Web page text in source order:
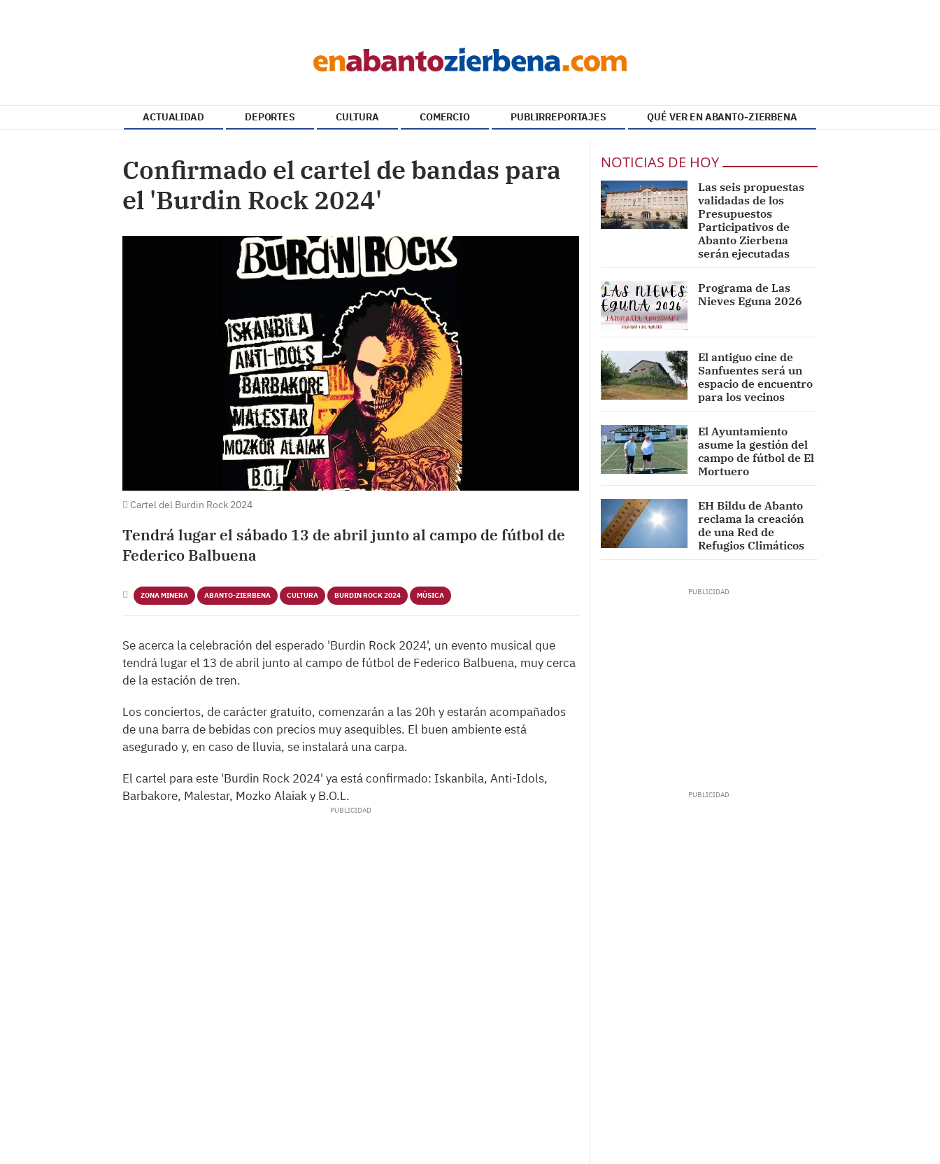
ACTUALIDAD DEPORTES CULTURA COMERCIO PUBLIRREPORTAJES QUÉ VER EN ABANTO-ZIERBENA
Confirmado el cartel de bandas para
el 'Burdin Rock 2024'
Cartel del Burdin Rock 2024
Tendrá lugar el sábado 13 de abril junto al campo de fútbol de
Federico Balbuena
ZONA MINERA ABANTO-ZIERBENA CULTURA BURDIN ROCK 2024 MÚSICA
Se acerca la celebración del esperado 'Burdin Rock 2024', un evento musical que
tendrá lugar el 13 de abril junto al campo de fútbol de Federico Balbuena, muy cerca
de la estación de tren.
Los conciertos, de carácter gratuito, comenzarán a las 20h y estarán acompañados
de una barra de bebidas con precios muy asequibles. El buen ambiente está
asegurado y, en caso de lluvia, se instalará una carpa.
El cartel para este 'Burdin Rock 2024' ya está confirmado: Iskanbila, Anti-Idols,
Barbakore, Malestar, Mozko Alaiak y B.O.L.
NOTICIAS DE HOY
Las seis propuestas
validadas de los
Presupuestos
Participativos de
Abanto Zierbena
serán ejecutadas
Programa de Las
Nieves Eguna 2026
El antiguo cine de
Sanfuentes será un
espacio de encuentro
para los vecinos
El Ayuntamiento
asume la gestión del
campo de fútbol de El
Mortuero
EH Bildu de Abanto
reclama la creación
de una Red de
Refugios Climáticos